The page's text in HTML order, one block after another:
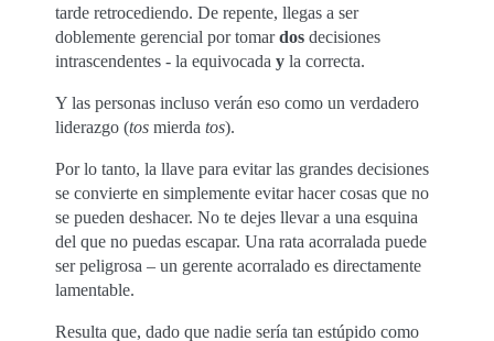
tarde retrocediendo. De repente, llegas a ser
doblemente gerencial por tomardos decisiones
intrascendentes - la equivocada y la correcta.
Y las personas incluso verán eso como un verdadero
liderazgo (tos mierda tos).
Por lo tanto, la llave para evitar las grandes decisiones
se convierte en simplemente evitar hacer cosas que no
se pueden deshacer. No te dejes llevar a una esquina
del que no puedas escapar. Una rata acorralada puede
ser peligrosa – un gerente acorralado es directamente
lamentable.
Resulta que, dado que nadie sería tan estúpido como